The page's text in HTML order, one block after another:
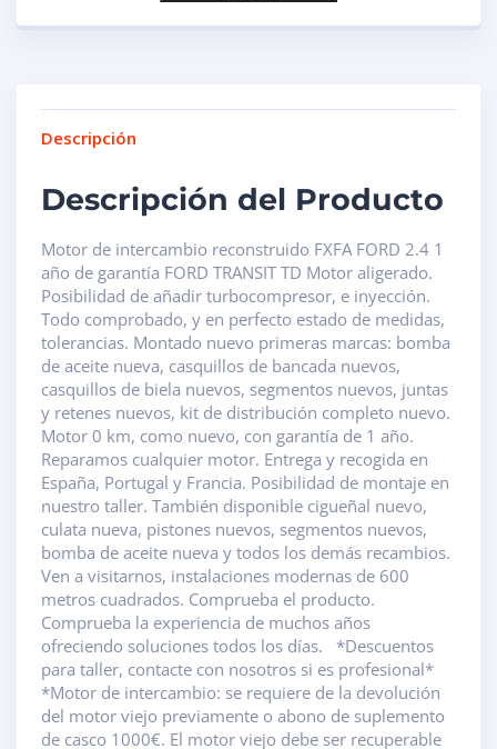
Descripción
Descripción del Producto
Motor de intercambio reconstruido FXFA FORD 2.4 1
año de garantía FORD TRANSIT TD Motor aligerado.
Posibilidad de añadir turbocompresor, e inyección.
Todo comprobado, y en perfecto estado de medidas,
tolerancias. Montado nuevo primeras marcas: bomba
de aceite nueva, casquillos de bancada nuevos,
casquillos de biela nuevos, segmentos nuevos, juntas
y retenes nuevos, kit de distribución completo nuevo.
Motor 0 km, como nuevo, con garantía de 1 año.
Reparamos cualquier motor. Entrega y recogida en
España, Portugal y Francia. Posibilidad de montaje en
nuestro taller. También disponible cigueñal nuevo,
culata nueva, pistones nuevos, segmentos nuevos,
bomba de aceite nueva y todos los demás recambios.
Ven a visitarnos, instalaciones modernas de 600
metros cuadrados. Comprueba el producto.
Comprueba la experiencia de muchos años
ofreciendo soluciones todos los días. *Descuentos
para taller, contacte con nosotros si es profesional*
*Motor de intercambio: se requiere de la devolución
del motor viejo previamente o abono de suplemento
de casco 1000€. El motor viejo debe ser recuperable